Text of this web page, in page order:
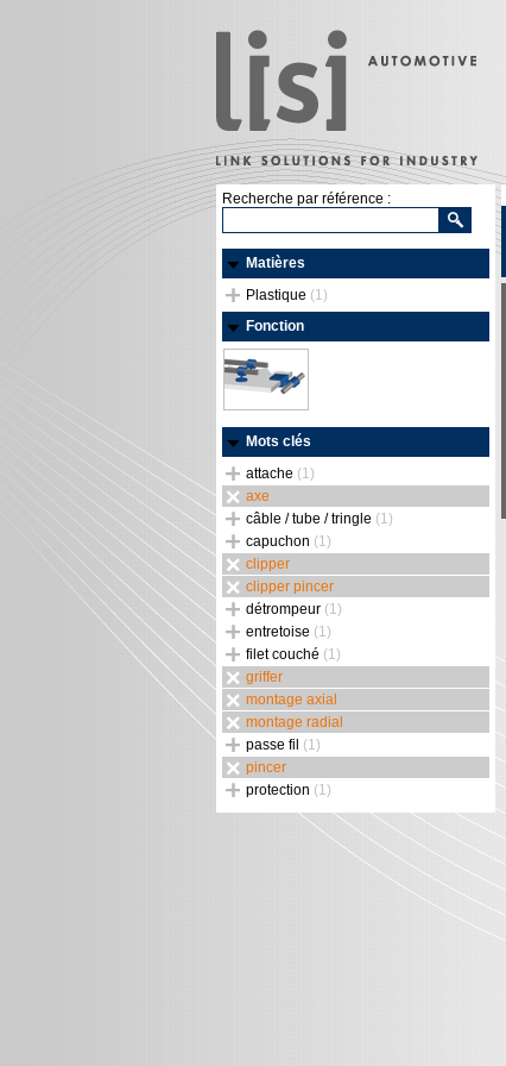
Recherche par référence :
Matières
Plastique (1)
Fonction
Mots clés
attache (1)
axe
câble / tube / tringle (1)
capuchon (1)
clipper
clipper pincer
détrompeur (1)
entretoise (1)
filet couché (1)
griffer
montage axial
montage radial
passe fil (1)
pincer
protection (1)